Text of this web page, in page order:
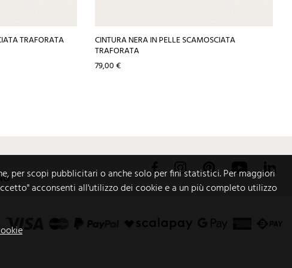
TRAFORATA CINTURA NERA IN PELLE SCAMOSCIATA
TRAFORATA
Prezzo
79,00 €
per scopi pubblicitari o anche solo per fini statistici. Per maggiori
acconsenti all'utilizzo dei cookie e a un più completo utilizzo
FacebookInstagramPinterest YouTube